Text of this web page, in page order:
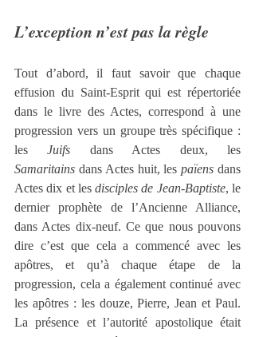
L’exception n’est pas la règle
Tout d’abord, il faut savoir que chaque
effusion du Saint-Esprit qui est répertoriée
dans le livre des Actes, correspond à une
progression vers un groupe très spécifique :
les Juifs
Samaritains dans Actes huit, les païens dans
Actes dix et les disciples de Jean-Baptiste, le
dernier prophète de l’Ancienne Alliance,
dans Actes dix-neuf. Ce que nous pouvons
dire c’est que cela a commencé avec les
apôtres, et qu’à chaque étape de la
progression, cela a également continué avec
les apôtres : les douze, Pierre, Jean et Paul.
La présence et l’autorité apostolique était